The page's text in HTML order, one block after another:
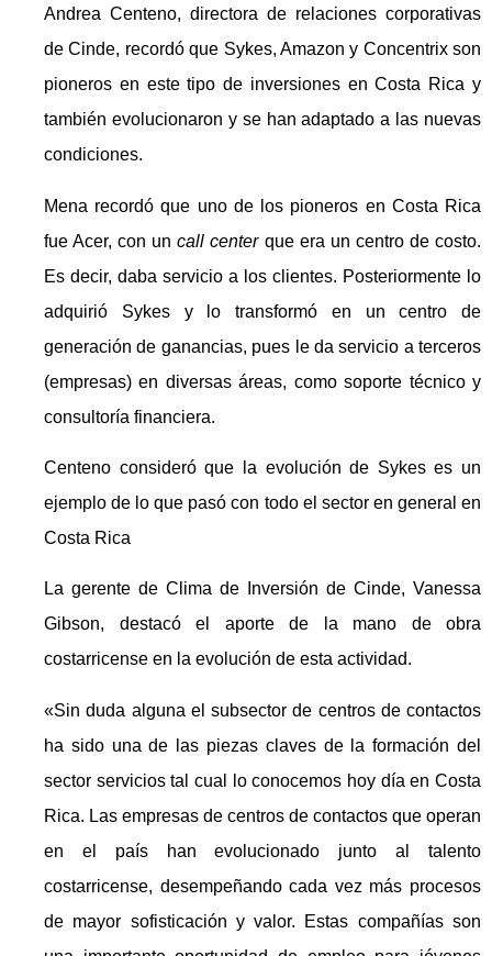
Andrea Centeno, directora de relaciones corporativas
de Cinde, recordó que Sykes, Amazon y Concentrix son
pioneros en este tipo de inversiones en Costa Rica y
también evolucionaron y se han adaptado a las nuevas
condiciones.
Mena recordó que uno de los pioneros en Costa Rica
fue Acer, con uncall centerque era un centro de costo.
Es decir, daba servicio a los clientes. Posteriormente lo
adquirió Sykes y lo transformó en un centro de
generación de ganancias, pues le da servicio a terceros
(empresas) en diversas áreas, como soporte técnico y
consultoría financiera.
Centeno consideró que la evolución de Sykes es un
ejemplo de lo que pasó con todo el sector en general en
Costa Rica
La gerente de Clima de Inversión de Cinde, Vanessa
Gibson, destacó el aporte de la mano de obra
costarricense en la evolución de esta actividad.
«Sin duda alguna el subsector de centros de contactos
ha sido una de las piezas claves de la formación del
sector servicios tal cual lo conocemos hoy día en Costa
Rica. Las empresas de centros de contactos que operan
en el país han evolucionado junto al talento
costarricense, desempeñando cada vez más procesos
de mayor sofisticación y valor. Estas compañías son